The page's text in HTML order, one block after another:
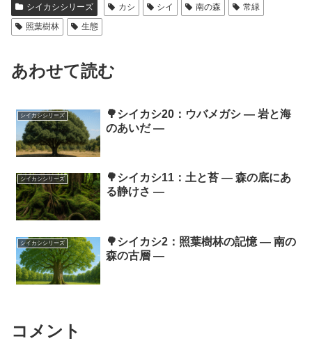
シイカシシリーズ カシ シイ 南の森
常緑
照葉樹林
生態
あわせて読む
シイカシシリーズ
🌳シイカシ20：ウバメガシ ― 岩と海
のあいだ ―
シイカシシリーズ
🌳シイカシ11：土と苔 ― 森の底にあ
る静けさ ―
シイカシシリーズ
🌳シイカシ2：照葉樹林の記憶 ― 南の
森の古層 ―
コメント